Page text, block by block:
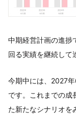
中期経営計画の進捗
回る実績を継続して
今期中には、2027
です。これまでの成
た新たなシナリオを